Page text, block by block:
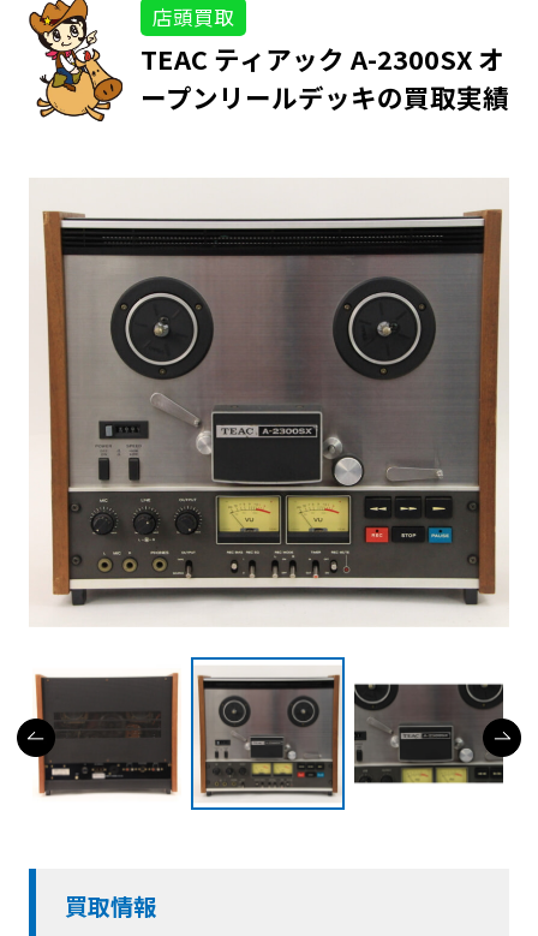
店頭買取
TEAC ティアック A-2300SX オ
ープンリールデッキの買取実績
買取情報